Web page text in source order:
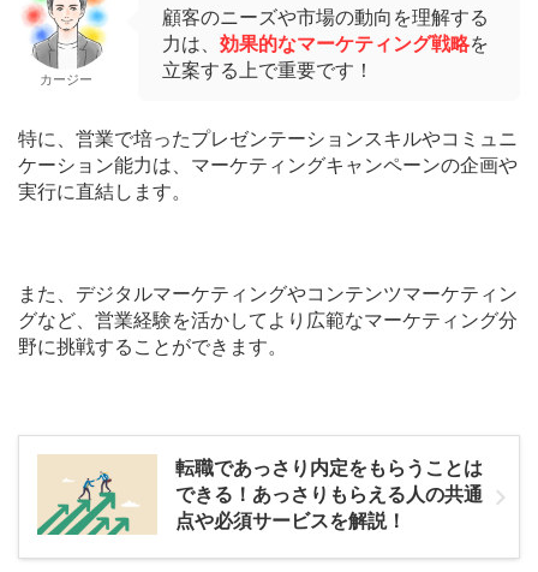
カージー
顧客のニーズや市場の動向を理解する
力は、 効果的なマーケティング戦略を
立案する上で重要です！
特に、営業で培ったプレゼンテーションスキルやコミュニ
ケーション能力は、マーケティングキャンペーンの企画や
実行に直結します。
また、デジタルマーケティングやコンテンツマーケティン
グなど、営業経験を活かしてより広範なマーケティング分
野に挑戦することができます。
転職であっさり内定をもらうことは
できる！あっさりもらえる人の共通
点や必須サービスを解説！